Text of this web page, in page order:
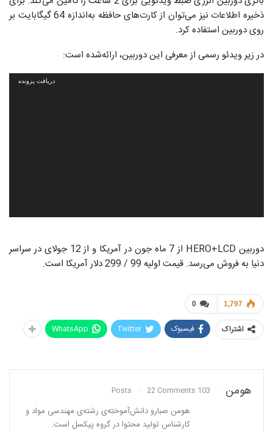
ذخیره اطلاعات نیز می‌توان از کارت‌های حافظه به‌اندازه 64 گیگابایت بر
روی دوربین استفاده کرد.
در زیر ویدئو رسمی از معرفی این دوربین، ارائه‌شده است:
دریافت پرونده
دوربین HERO+LCD از 7 ماه جون در آمریکا و از 12 جولای در سراسر
دنیا به فروش می‌رسد. قیمت اولیه 99 / 299 دلار آمریکا است.
0 1,797
اشتراک فیسبوک Twitter
WhatsApp
هومن 103 Posts
22 Comments
هومن صبارو دانش‌آموخته‌ی رشته‌ی مهندسی مواد و
کارشناس تولید محتوا در گروه پیکسل است.